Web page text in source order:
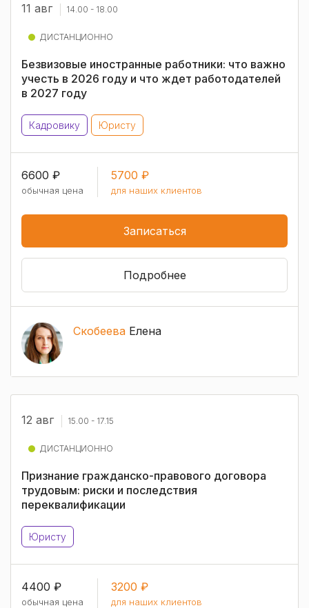
11 авг 14.00 - 18.00
ДИСТАНЦИОННО
Безвизовые иностранные работники: что важно
учесть в 2026 году и что ждет работодателей
в 2027 году
Кадровику Юристу
6600 ₽
обычная цена
5700 ₽
для наших клиентов
Записаться
Подробнее
Скобеева Елена
12 авг 15.00 - 17.15
ДИСТАНЦИОННО
Признание гражданско-правового договора
трудовым: риски и последствия
переквалификации
Юристу
4400 ₽
обычная цена
3200 ₽
для наших клиентов